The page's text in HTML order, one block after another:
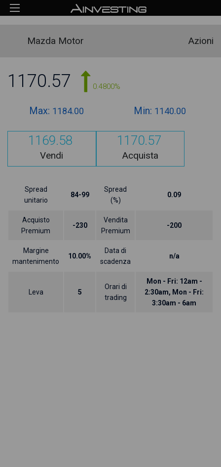
Mazda Motor Azioni
1170.57 0.4800%
Max: 1184.00 Min: 1140.00
1169.58
Vendi
1170.57
Acquista
Spread
unitario
84-99
Spread
(%)
0.09
Acquisto
Premium
-230
Vendita
Premium
-200
Margine
mantenimento
10.00%
Data di
scadenza
n/a
Leva 5
Orari di
trading
Mon - Fri: 12am -
2:30am, Mon - Fri:
3:30am - 6am